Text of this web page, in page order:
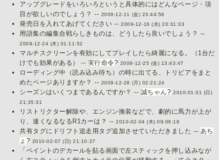
アップグレードをいろいろというと具体的にはどんなページ・項
目が欲しいのでしょう？ -- 2009-12-11 (金) 23:44:56
発売日を入れてあげてください --2009-12-16 (水) 20:31:33
用語集の編集合戦らしきものは、どうしたら良いでしょう？ --
2009-12-24 (木) 01:11:52
マルチスクリーンを有効にしてプレイしたら綺麗になる。（1台だ
けでも効果がある） -- 実行命令? 2009-12-25 (金) 13:43:47
ローディング中（読み込み待ち）の時に出てる、トリビアをまと
めたページありますか？ -- 2009-12-28 (月) 02:21:24
シーズンはいくつまであるんですか？ -- 誠ちゃん? 2010-01-31 (日)
21:35:31
リストリクター解除や、エンジン換装などで、劇的に馬力が上が
り、速くなるなるR1カーは？ --2010-02-04 (木) 09:06:18
共有タグにドリフト追走用タグ追加させていただきました -- あち
ょ ? 2010-02-07 (日) 21:10:27
「ペイントのデカールを貼る画面で左スティックを押し込みなが